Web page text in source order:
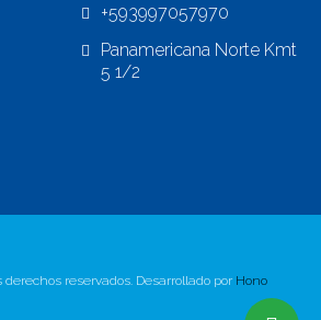
+593997057970
Panamericana Norte Kmt
5 1/2
derechos reservados. Desarrollado por Hono